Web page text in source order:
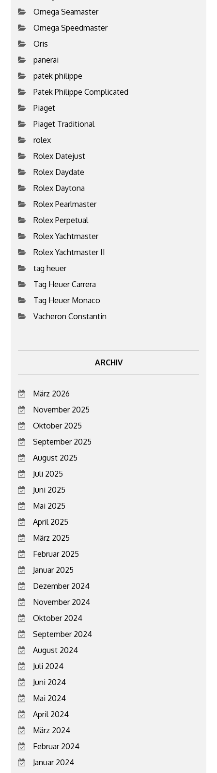
Omega Seamaster
Omega Speedmaster
Oris
panerai
patek philippe
Patek Philippe Complicated
Piaget
Piaget Traditional
rolex
Rolex Datejust
Rolex Daydate
Rolex Daytona
Rolex Pearlmaster
Rolex Perpetual
Rolex Yachtmaster
Rolex Yachtmaster II
tag heuer
Tag Heuer Carrera
Tag Heuer Monaco
Vacheron Constantin
ARCHIV
März 2026
November 2025
Oktober 2025
September 2025
August 2025
Juli 2025
Juni 2025
Mai 2025
April 2025
März 2025
Februar 2025
Januar 2025
Dezember 2024
November 2024
Oktober 2024
September 2024
August 2024
Juli 2024
Juni 2024
Mai 2024
April 2024
März 2024
Februar 2024
Januar 2024